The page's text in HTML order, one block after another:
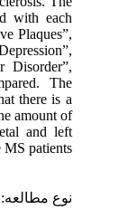
with each
Plaques”,
Disorder”,
The
there is a
amount of
and left
MS patients.
نوع مطالعه: